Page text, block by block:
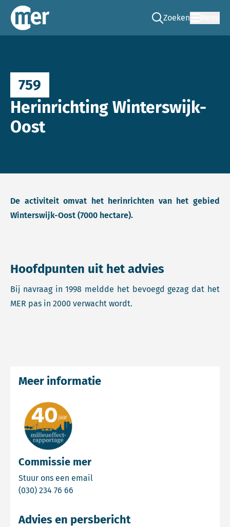
Commissie mer
Zoeken
Ga naar de zoek
759
Herinrichting Winterswijk-
Oost
De activiteit omvat het herinrichten van het gebied
Winterswijk-Oost (7000 hectare).
Hoofdpunten uit het advies
Bij navraag in 1998 meldde het bevoegd gezag dat het
MER pas in 2000 verwacht wordt.
Commissie mer
Stuur ons een email
(030) 234 76 66
Meer informatie
Advies en persbericht